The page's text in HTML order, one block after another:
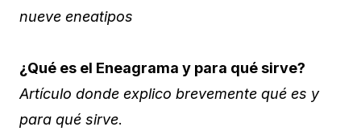
nueve eneatipos
¿Qué es el Eneagrama y para qué sirve?
Artículo donde explico brevemente qué es y
para qué sirve.